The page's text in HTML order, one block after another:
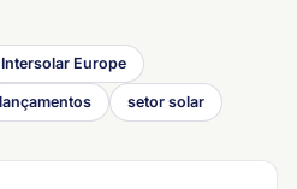
Intersolar Europe
lançamentos setor solar